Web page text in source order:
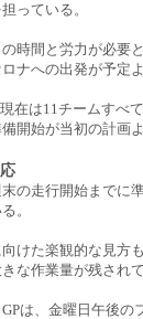
っている。
時間と労力が必要
ナへの出発が予定よ
在は11チームすべ
開始が当初の計画
の走行開始までに
。
けた楽観的な見方
な作業量が残されて
は、金曜日午後の